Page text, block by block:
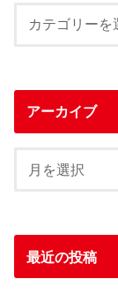
アーカイブ
最近の投稿